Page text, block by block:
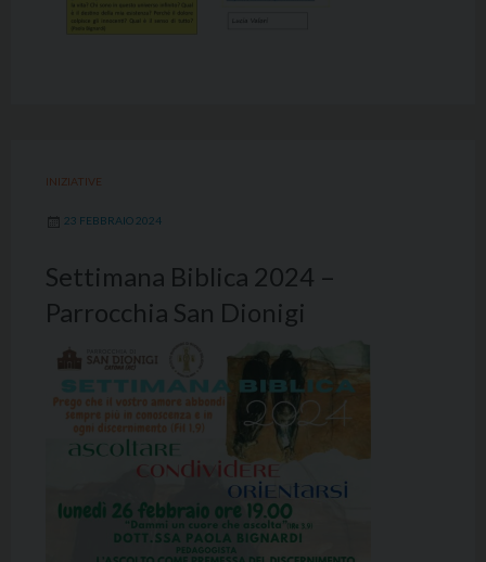
INIZIATIVE
23 FEBBRAIO 2024
Settimana Biblica 2024 –
Parrocchia San Dionigi